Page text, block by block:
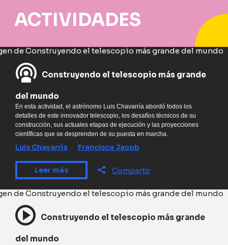
ACTIVIDADES
Construyendo el telescopio más grande
del mundo
En esta actividad, el astrónomo Luis Chavarría abordó todos los
detalles de este innovador telescopio, los desafíos técnicos de su
construcción, sus actuales etapas de ejecución y las proyecciones
científicas que se desprenden de su puesta en marcha.
Luis Chavarría Francisca Jacob
Leer más Compartir
Construyendo el telescopio más grande
del mundo